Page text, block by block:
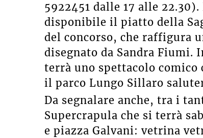
5922451 dalle 17 alle
disponibile il piatto della
del concorso, che raffigura
disegnato da Sandra Fiumi.
terrà uno spettacolo comico
il parco Lungo Sillaro
Da segnalare anche, tra i
Supercrapula che si terrà
e piazza Galvani: vetrina